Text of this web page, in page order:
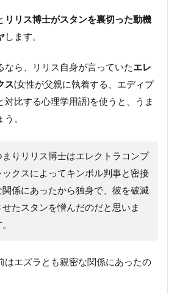
リリス博士がスタンを裏切った動機
します。
なら、リリス自身が言っていた エレ
ス(女性が父親に執着する、エディプ
対比する心理学用語)を使うと、うま
。
まりリリス博士はエレクトラコンプ
ックスによってキンボル判事と密接
関係にあったから独身で、彼を破滅
せたスタンを憎んだのだと思いま
はエズラとも親密な関係にあったの